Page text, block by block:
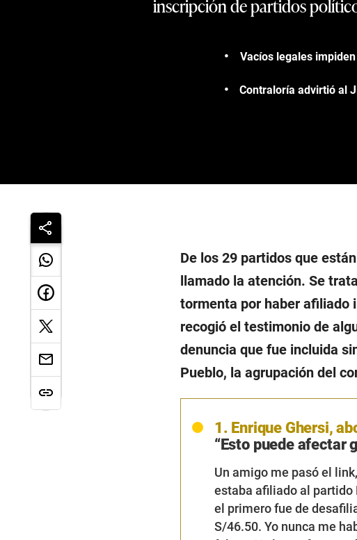
inscripción de partidos
Vacíos legales
Contraloría advirtió al
De los 29 partidos que
llamado la atención. Se
tormenta por haber afiliado
recogió el testimonio de
denuncia que fue incluida
Pueblo, la agrupación del
1. Enrique Ghersi,
“Esto puede afectar
Un amigo me pasó el
estaba afiliado al partido
el primero fue de
S/46.50. Yo nunca me